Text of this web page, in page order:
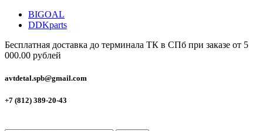
BIGOAL
DDKparts
Бесплатная доставка до терминала ТК в СПб при заказе от 5
000.00 рублей
avtdetal.spb@gmail.com
+7 (812) 389-20-43